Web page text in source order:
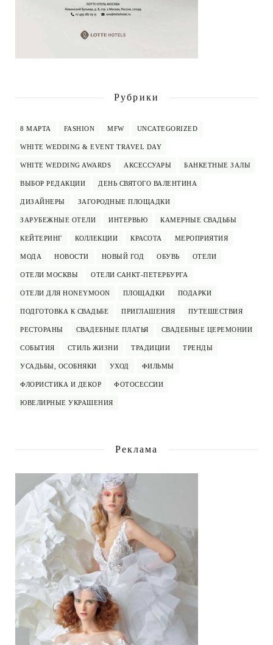
Рубрики
8 МАРТА FASHION MFW UNCATEGORIZED
WHITE WEDDING & EVENT TRAVEL DAY
WHITE WEDDING AWARDS АКСЕССУАРЫ БАНКЕТНЫЕ ЗАЛЫ
ВЫБОР РЕДАКЦИИ ДЕНЬ СВЯТОГО ВАЛЕНТИНА
ДИЗАЙНЕРЫ ЗАГОРОДНЫЕ ПЛОЩАДКИ
ЗАРУБЕЖНЫЕ ОТЕЛИ ИНТЕРВЬЮ КАМЕРНЫЕ СВАДЬБЫ
КЕЙТЕРИНГ КОЛЛЕКЦИИ КРАСОТА МЕРОПРИЯТИЯ
МОДА НОВОСТИ НОВЫЙ ГОД ОБУВЬ ОТЕЛИ
ОТЕЛИ МОСКВЫ ОТЕЛИ САНКТ-ПЕТЕРБУРГА
ОТЕЛИ ДЛЯ HONEYMOON ПЛОЩАДКИ ПОДАРКИ
ПОДГОТОВКА К СВАДЬБЕ ПРИГЛАШЕНИЯ ПУТЕШЕСТВИЯ
РЕСТОРАНЫ СВАДЕБНЫЕ ПЛАТЬЯ СВАДЕБНЫЕ ЦЕРЕМОНИИ
СОБЫТИЯ СТИЛЬ ЖИЗНИ ТРАДИЦИИ ТРЕНДЫ
УСАДЬБЫ, ОСОБНЯКИ УХОД ФИЛЬМЫ
ФЛОРИСТИКА И ДЕКОР ФОТОСЕССИИ
ЮВЕЛИРНЫЕ УКРАШЕНИЯ
Реклама